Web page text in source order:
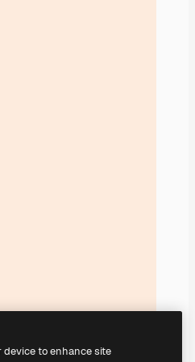
device to enhance site